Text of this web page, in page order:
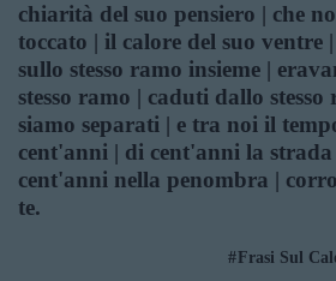
chiarità del suo pensiero | che
toccato | il calore del suo ventre
sullo stesso ramo insieme |
stesso ramo | caduti dallo stesso
siamo separati | e tra noi il
cent'anni | di cent'anni la strada
cent'anni nella penombra |
te.
Frasi Sul